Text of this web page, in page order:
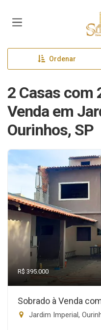
Ordenar
2 Casas com
Venda em
Ourinhos, SP
R$ 395.000
Sobrado à Venda
Jardim Imperial,